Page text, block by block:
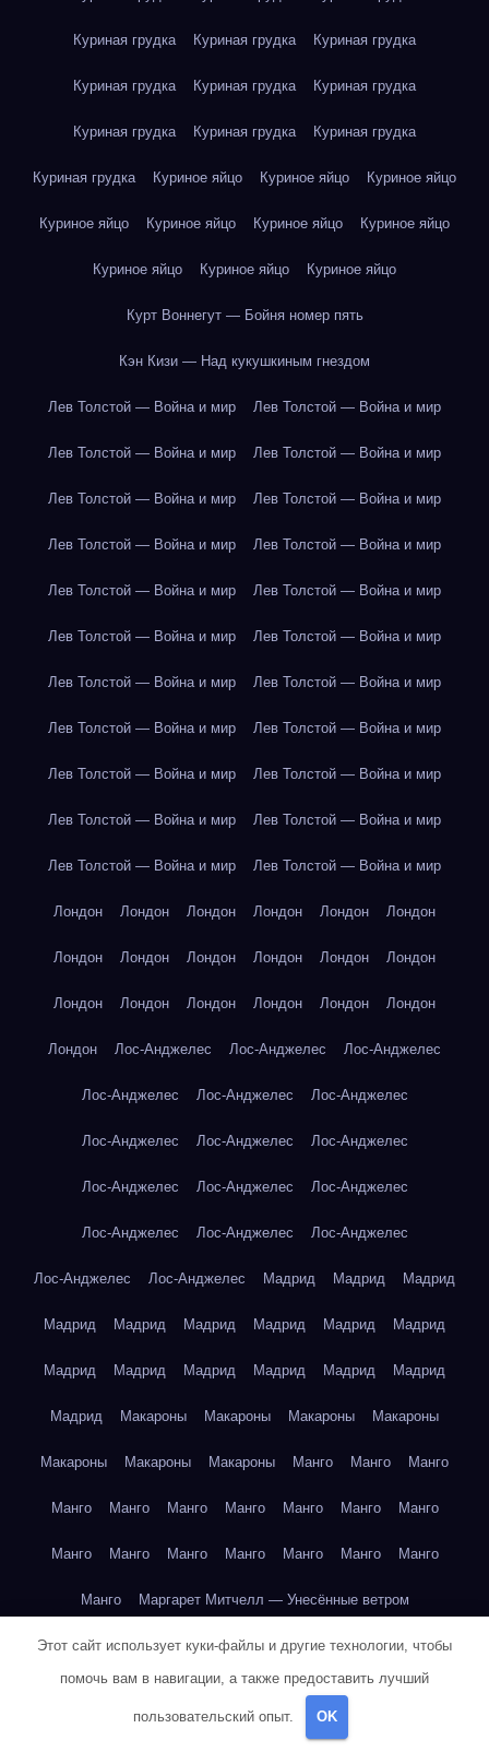
Куриная грудка Куриная грудка Куриная грудка
Куриная грудка Куриная грудка Куриная грудка
Куриная грудка Куриная грудка Куриная грудка
Куриная грудка Куриное яйцо Куриное яйцо Куриное яйцо
Куриное яйцо Куриное яйцо Куриное яйцо Куриное яйцо
Куриное яйцо Куриное яйцо Куриное яйцо
Курт Воннегут — Бойня номер пять
Кэн Кизи — Над кукушкиным гнездом
Лев Толстой — Война и мир Лев Толстой — Война и мир
Лев Толстой — Война и мир Лев Толстой — Война и мир
Лев Толстой — Война и мир Лев Толстой — Война и мир
Лев Толстой — Война и мир Лев Толстой — Война и мир
Лев Толстой — Война и мир Лев Толстой — Война и мир
Лев Толстой — Война и мир Лев Толстой — Война и мир
Лев Толстой — Война и мир Лев Толстой — Война и мир
Лев Толстой — Война и мир Лев Толстой — Война и мир
Лев Толстой — Война и мир Лев Толстой — Война и мир
Лев Толстой — Война и мир Лев Толстой — Война и мир
Лев Толстой — Война и мир Лев Толстой — Война и мир
Лондон Лондон Лондон Лондон Лондон Лондон
Лондон Лондон Лондон Лондон Лондон Лондон
Лондон Лондон Лондон Лондон Лондон Лондон
Лондон Лос-Анджелес Лос-Анджелес Лос-Анджелес
Лос-Анджелес Лос-Анджелес Лос-Анджелес
Лос-Анджелес Лос-Анджелес Лос-Анджелес
Лос-Анджелес Лос-Анджелес Лос-Анджелес
Лос-Анджелес Лос-Анджелес Лос-Анджелес
Лос-Анджелес Лос-Анджелес Мадрид Мадрид Мадрид
Мадрид Мадрид Мадрид Мадрид Мадрид Мадрид
Мадрид Мадрид Мадрид Мадрид Мадрид Мадрид
Мадрид Макароны Макароны Макароны Макароны
Макароны Макароны Макароны Манго Манго Манго
Манго Манго Манго Манго Манго Манго Манго
Манго Манго Манго Манго Манго Манго Манго
Манго Маргарет Митчелл — Унесённые ветром
Марк Твен — Приключения Тома Сойера
Марк Твен — Приключения Тома Сойера
Марк Твен — Приключения Тома Сойера
Этот сайт использует куки-файлы и другие технологии, чтобы
помочь вам в навигации, а также предоставить лучший
пользовательский опыт. OK